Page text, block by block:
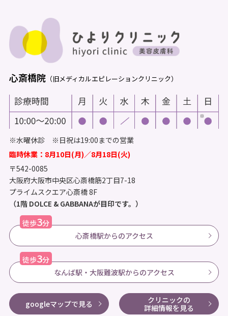
心斎橋院 （旧メディカルエピレーションクリニック）
※水曜休診 ※日祝は19:00までの営業
臨時休業：8月10日(月)／8月18日(火)
〒542-0085
大阪府大阪市中央区心斎橋筋2丁目7-18
プライムスクエア心斎橋 8F
（1階 DOLCE & GABBANAが目印です。）
徒歩3分
心斎橋駅からのアクセス
徒歩3分
なんば駅・大阪難波駅からのアクセス
googleマップで見る
クリニックの
詳細情報を見る